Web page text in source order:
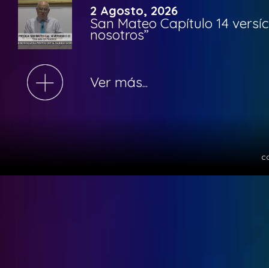
2 Agosto, 2026
San Mateo Capítulo 14
nosotros”
Ver más...